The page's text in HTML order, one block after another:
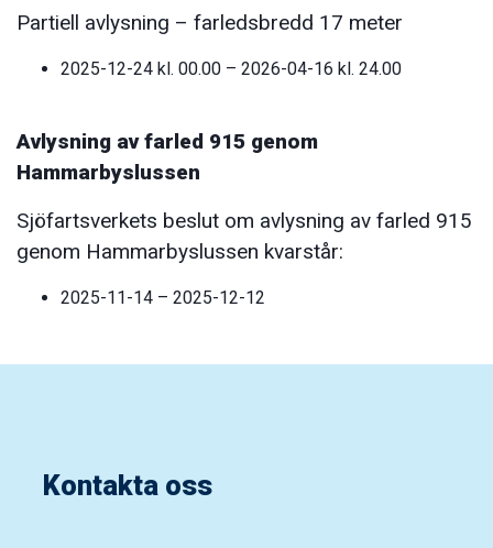
Partiell avlysning – farledsbredd 17 meter
2025-12-24 kl. 00.00 – 2026-04-16 kl. 24.00
Avlysning av farled 915 genom
Hammarbyslussen
Sjöfartsverkets beslut om avlysning av farled 915
genom Hammarbyslussen kvarstår:
2025-11-14 – 2025-12-12
Kontakta oss